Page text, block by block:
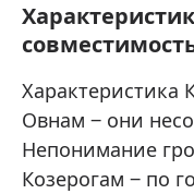
Характеристика
Овнам ‒ они
Непонимание
Козерогам ‒ по